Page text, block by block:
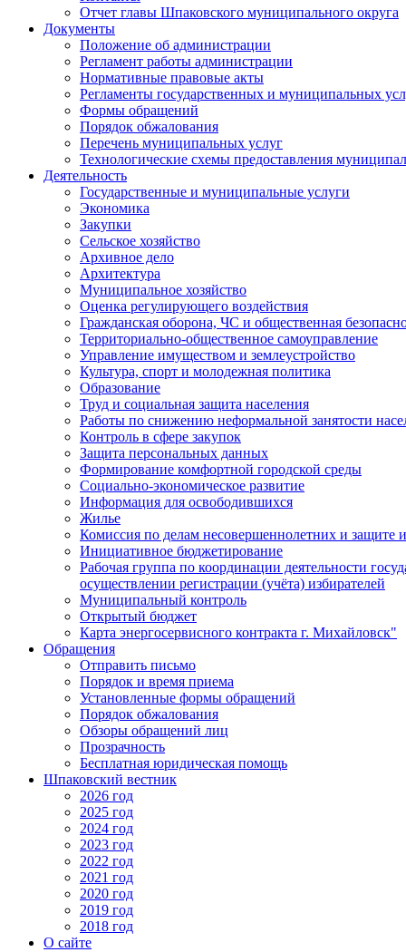
Отчет главы Шпаковского муниципального округа
Документы
Положение об администрации
Регламент работы администрации
Нормативные правовые акты
Регламенты государственных и муниципальных
Формы обращений
Порядок обжалования
Перечень муниципальных услуг
Технологические схемы предоставления
Деятельность
Государственные и муниципальные услуги
Экономика
Закупки
Сельское хозяйство
Архивное дело
Архитектура
Муниципальное хозяйство
Оценка регулирующего воздействия
Гражданская оборона, ЧС и общественная
Территориально-общественное самоуправление
Управление имуществом и землеустройство
Культура, спорт и молодежная политика
Образование
Труд и социальная защита населения
Работы по снижению неформальной занятости
Контроль в сфере закупок
Защита персональных данных
Формирование комфортной городской среды
Социально-экономическое развитие
Информация для освободившихся
Жилье
Комиссия по делам несовершеннолетних и защите
Инициативное бюджетирование
Рабочая группа по координации деятельности
осуществлении регистрации (учёта) избирателей
Муниципальный контроль
Открытый бюджет
Карта энергосервисного контракта г. Михайловск"
Обращения
Отправить письмо
Порядок и время приема
Установленные формы обращений
Порядок обжалования
Обзоры обращений лиц
Прозрачность
Бесплатная юридическая помощь
Шпаковский вестник
2026 год
2025 год
2024 год
2023 год
2022 год
2021 год
2020 год
2019 год
2018 год
О сайте